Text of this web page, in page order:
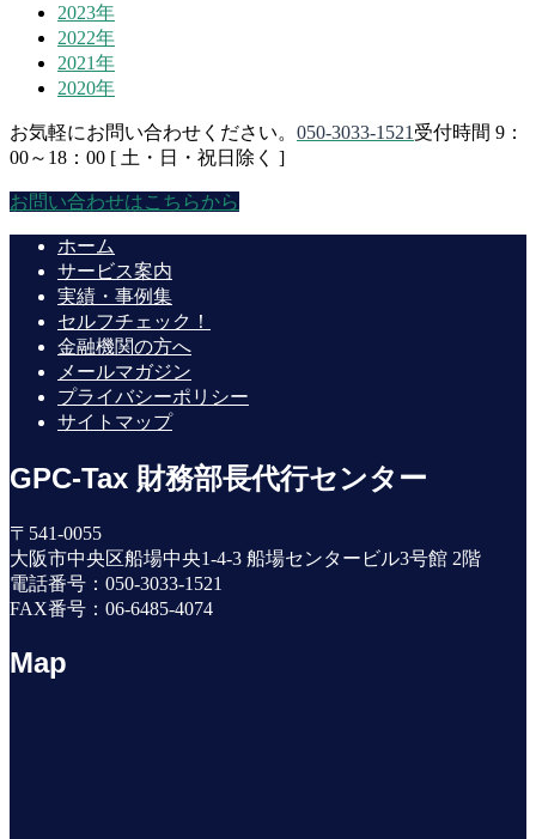
2023年
2022年
2021年
2020年
お気軽にお問い合わせください。 050-3033-1521 受付時間 9：
00～18：00 [ 土・日・祝日除く ]
お問い合わせはこちらから
ホーム
サービス案内
実績・事例集
セルフチェック！
金融機関の方へ
メールマガジン
プライバシーポリシー
サイトマップ
GPC-Tax 財務部長代行センター
〒541-0055
大阪市中央区船場中央1-4-3 船場センタービル3号館 2階
電話番号：050-3033-1521
FAX番号：06-6485-4074
Map